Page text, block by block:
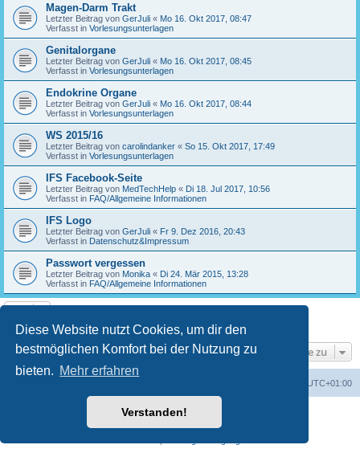
Diese Website nutzt Cookies, um dir den
bestmöglichen Komfort bei der Nutzung zu
bieten. Mehr erfahren
Verstanden!
Magen-Darm Trakt
Letzter Beitrag von GerJuli « Mo 16. Okt 2017, 08:47
Verfasst in Vorlesungsunterlagen
Genitalorgane
Letzter Beitrag von GerJuli « Mo 16. Okt 2017, 08:45
Verfasst in Vorlesungsunterlagen
Endokrine Organe
Letzter Beitrag von GerJuli « Mo 16. Okt 2017, 08:44
Verfasst in Vorlesungsunterlagen
WS 2015/16
Letzter Beitrag von carolindanker « So 15. Okt 2017, 17:49
Verfasst in Vorlesungsunterlagen
IFS Facebook-Seite
Letzter Beitrag von MedTechHelp « Di 18. Jul 2017, 10:56
Verfasst in FAQ/Allgemeine Informationen
IFS Logo
Letzter Beitrag von GerJuli « Fr 9. Dez 2016, 20:43
Verfasst in Datenschutz&Impressum
Passwort vergessen
Letzter Beitrag von Monika « Di 24. Mär 2015, 13:28
Verfasst in FAQ/Allgemeine Informationen
Die Suche ergab 17 Treffer • Seite 1 von
Gehe zu
UTC+01:00
Powered byphpBB® Forum Software © phpBB Limited
phpBB.de